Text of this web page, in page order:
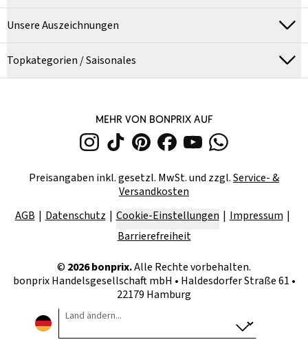
Unsere Auszeichnungen
Topkategorien / Saisonales
MEHR VON BONPRIX AUF
Preisangaben inkl. gesetzl. MwSt. und zzgl.Service- &
Versandkosten
AGB
Datenschutz Cookie-Einstellungen
Impressum
Barrierefreiheit
© 2026bonprix.Alle Rechte vorbehalten.
bonprix Handelsgesellschaft mbH • Haldesdorfer Straße 61 •
22179 Hamburg
Land ändern...